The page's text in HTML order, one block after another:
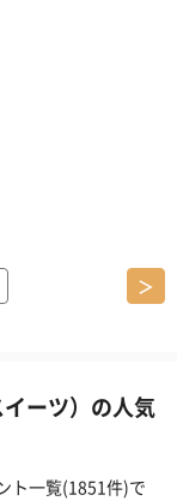
＞
ーツ）の人気
ト一覧(1851件)で